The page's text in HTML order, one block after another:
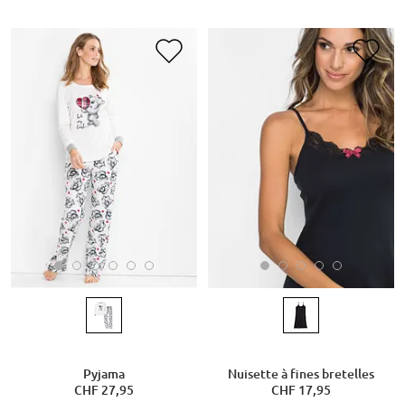
Pyjama
CHF 27,95
Nuisette à fines bretelles
CHF 17,95